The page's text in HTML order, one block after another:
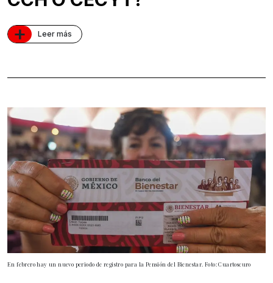
+ Leer más
En febrero hay un nuevo periodo de registro para la Pensión del Bienestar. Foto: Cuartoscuro